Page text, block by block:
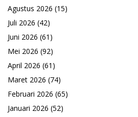
Agustus 2026 (15)
Juli 2026 (42)
Juni 2026 (61)
Mei 2026 (92)
April 2026 (61)
Maret 2026 (74)
Februari 2026 (65)
Januari 2026 (52)